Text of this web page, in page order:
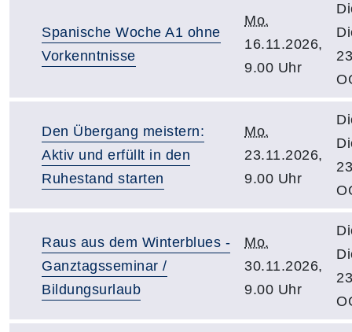
Spanische Woche A1 ohne
Vorkenntnisse
Mo.
16.11.2026,
9.00 Uhr
Den Übergang meistern:
Aktiv und erfüllt in den
Ruhestand starten
Mo.
23.11.2026,
9.00 Uhr
Raus aus dem Winterblues -
Ganztagsseminar /
Bildungsurlaub
Mo.
30.11.2026,
9.00 Uhr